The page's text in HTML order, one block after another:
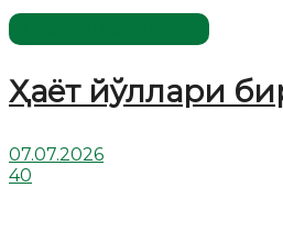
Ҳаёт йўллари
07.07.2026
40